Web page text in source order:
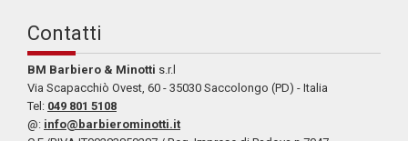
Contatti
BM Barbiero & Minotti s.r.l
Via Scapacchiò Ovest, 60 - 35030 Saccolongo (PD) - Italia
Tel: 049 801 5108
@: info@barbierominotti.it